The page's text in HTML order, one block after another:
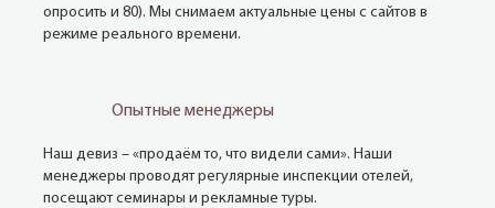
опросить и 80). Мы снимаем актуальные цены с сайтов в
режиме реального времени.
Опытные менеджеры
Наш девиз – «продаём то, что видели сами». Наши
менеджеры проводят регулярные инспекции отелей,
посещают семинары и рекламные туры.